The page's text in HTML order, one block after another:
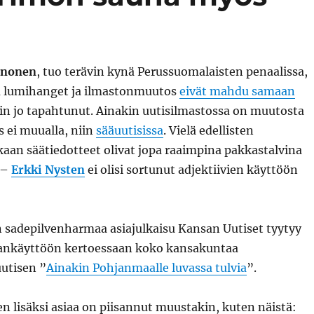
, tuo terävin kynä Perussuomalaisten penaalissa,
lumihanget ja ilmastonmuutoseivät mahdu samaan
jo tapahtunut. Ainakin uutisilmastossa on muutosta
ei muualla, niin sääuutisissa. Vielä edellisten
säätiedotteet olivat jopa raaimpina pakkastalvina
Erkki Nystenei olisi sortunut adjektiivien käyttöön
sadepilvenharmaa asiajulkaisu Kansan Uutiset tyytyy
kertoessaan koko kansakuntaa
”Ainakin Pohjanmaalle luvassa tulvia”.
lisäksi asiaa on piisannut muustakin, kuten näistä: